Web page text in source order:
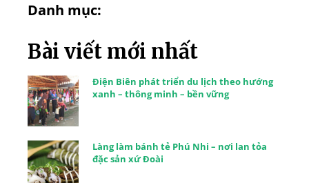
Danh mục:
Bài viết mới nhất
Điện Biên phát triển du lịch theo hướng
xanh – thông minh – bền vững
Làng làm bánh tẻ Phú Nhi – nơi lan tỏa
đặc sản xứ Đoài